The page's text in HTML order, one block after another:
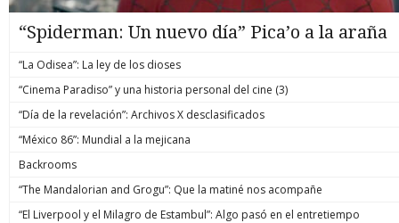
“Spiderman: Un nuevo día” Pica’o a la araña
“La Odisea”: La ley de los dioses
“Cinema Paradiso” y una historia personal del cine (3)
“Día de la revelación”: Archivos X desclasificados
“México 86”: Mundial a la mejicana
Backrooms
“The Mandalorian and Grogu”: Que la matiné nos acompañe
“El Liverpool y el Milagro de Estambul”: Algo pasó en el entretiempo